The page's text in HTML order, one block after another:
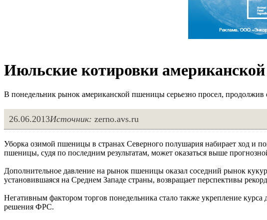
Июльские котировки
В понедельник рынок американской пшеницы серьезно просел,
26.06.2013Источник: zerno.avs.ru
Уборка озимой пшеницы в странах Северного полушария набирает ход и
пшеницы, судя по последним результатам, может оказаться выше
Дополнительное давление на рынок пшеницы оказал соседний рынок
установившаяся на Среднем Западе страны, возвращает перспективы
Негативным фактором торгов понедельника стало также укрепление
решения ФРС.